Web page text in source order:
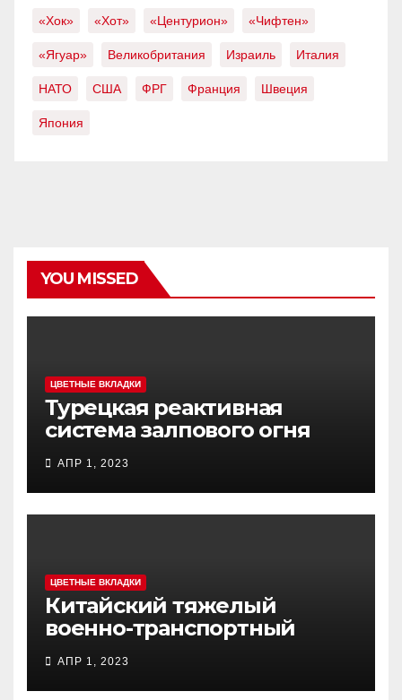
«Хок» «Хот» «Центурион» «Чифтен»
«Ягуар» Великобритания Израиль Италия
НАТО США ФРГ Франция Швеция
Япония
YOU MISSED
ЦВЕТНЫЕ ВКЛАДКИ
Турецкая реактивная
система залпового огня
MCL (Multi-Caliber Launcher)
АПР 1, 2023
ЦВЕТНЫЕ ВКЛАДКИ
Китайский тяжелый
военно-транспортный
самолет (BTC) Y-20
(«ЮНЬ-20») «Куньпин»
АПР 1, 2023